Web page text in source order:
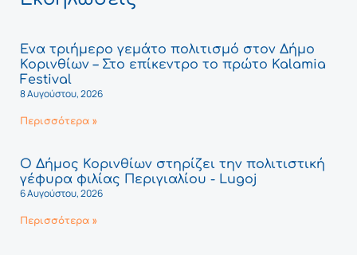
Ένα τριήμερο γεμάτο πολιτισμό στον Δήμο
Κορινθίων – Στο επίκεντρο το πρώτο Kalamia
Festival
8 Αυγούστου, 2026
Περισσότερα »
Ο Δήμος Κορινθίων στηρίζει την πολιτιστική
γέφυρα φιλίας Περιγιαλίου - Lugoj
6 Αυγούστου, 2026
Περισσότερα »